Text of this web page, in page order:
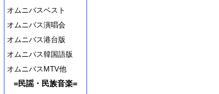
オムニバスベスト
オムニバス演唱会
オムニバス港台版
オムニバス韓国語版
オムニバスMTV他
=民謡・民族音楽=